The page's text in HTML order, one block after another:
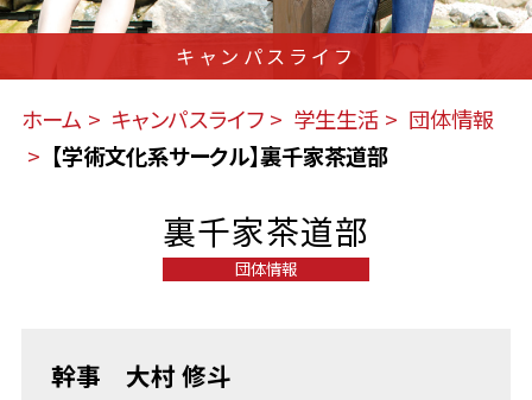
キャンパスライフ
ホーム キャンパスライフ 学生生活
団体情報
【学術文化系サークル】裏千家茶道部
裏千家茶道部
団体情報
幹事 大村 修斗